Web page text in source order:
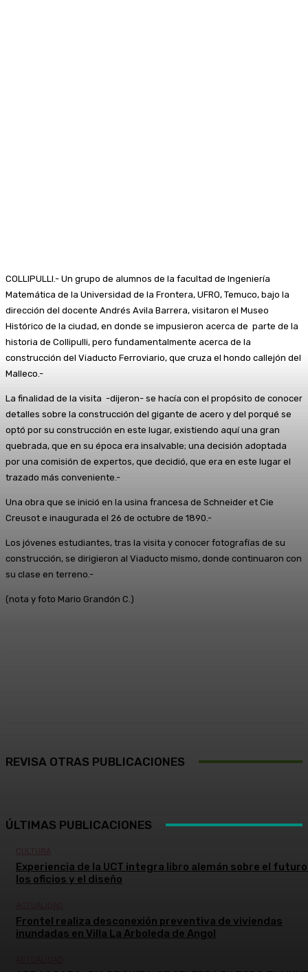
COLLIPULLI.- Un grupo de alumnos de la facultad de Ingeniería
Matemática de la Universidad de la Frontera, UFRO, Temuco, bajo la
dirección del docente Andrés Avila Barrera, visitaron el Museo
Histórico de la ciudad, en donde se impusieron acerca de parte de la
historia de Collipulli, pero fundamentalmente acerca de la
construcción del Viaducto Ferroviario, que cruza el hondo callejón del
Malleco.-
La finalidad de la visita -dijeron- se hacía con el propósito de conocer
detalles sobre la construcción del gigante de acero y del porqué se
optó por su construcción en este lugar, existiendo aquí una gran
quebrada, que en su época era insalvable; una decisión adoptada
por una comisión de expertos, que decidió, que era en este lugar el
trazado más conveniente.-
Una obra que se inició en la usina francesa de Schneider et Cie
Creusot e inaugurada el 26 de octubre de 1890.-
Los jóvenes estudiantes, tras la visita y conocer fotografías de su
construcción, se dirigieron al Viaducto mismo, donde continuaron con
su clase en terreno.-
(nota y foto Mario Grandón C.)
REVISA OTRAS PUBLICACIONES
ÚLTIMAS PUBLICACIONES
CULTURA
Experiencia de la UCT integra libro alemán sobre el
los oficios y el diseño
Frontel realiza desconexión preventiva de viviendas
inundadas en Villa La Arboleda de Angol